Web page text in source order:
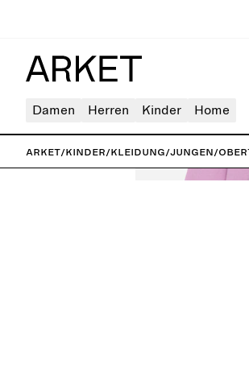
Damen Herren Kinder Home
ARKET/Kinder/Kleidung/Jungen/